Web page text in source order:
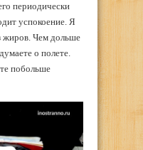
периодически
успокоение. Я
жиров. Чем дольше
о полете.
побольше